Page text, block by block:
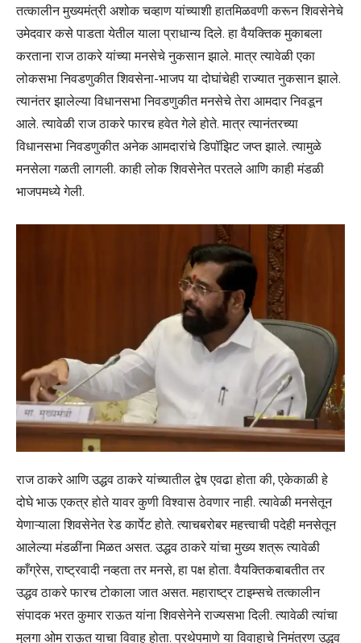
तत्कालीन मुख्यमंत्री अशोक चव्हाण यांच्याशी हातमिळवणी करून शिवसेनेचे
उमेदवार कसे पाडता येतील याला प्राधान्य दिले. हा वैयक्तिक मुकाबला
करताना राज ठाकरे यांच्या मनसेचे नुकसान झाले. मात्र त्यावेळी एका
लोकसभा निवडणुकीत शिवसेना-भाजप या दोघांचेही राज्यात नुकसान झाले.
त्यानंतर झालेल्या विधानसभा निवडणुकीत मनसेचे तेरा आमदार निवडून
आले. त्यावेळी राज ठाकरे फारच हवेत गेले होते. मात्र त्यानंतरच्या
विधानसभा निवडणुकीत अनेक आमदारांचे डिपॉझिट जप्त झाले. त्यामुळे
मनसेला गळती लागली. काही लोक शिवसेनेत परतले आणि काही मंडळी
भाजपमध्ये गेली.
राज ठाकरे आणि उद्धव ठाकरे यांच्यातील द्वेष एवढा होता की, एकेकाळी हे
दोघे भाऊ एकत्र होते यावर कुणी विश्वास ठेवणार नाही. त्यावेळी मनसेतून
येणाऱ्याला शिवसेनेत रेड कार्पेट होते. त्याचबरोबर महत्त्वाची पदेही मनसेतून
आलेल्या मंडळींना मिळत असत. उद्धव ठाकरे यांचा मुख्य शत्रू त्यावेळी
काँग्रेस, राष्ट्रवादी नव्हता तर मनसे, हा पक्ष होता. वैयक्तिकबाबतीत तर
उद्धव ठाकरे फारच टोकाला जात असत. महाराष्ट्र टाइम्सचे तत्कालीन
संपादक भरत कुमार राऊत यांना शिवसेनेने राज्यसभा दिली. त्यावेळी त्यांचा
मुलगा ओम राऊत याचा विवाह होता. प्रथेपमाणे या विवाहाचे निमंत्रण उद्धव